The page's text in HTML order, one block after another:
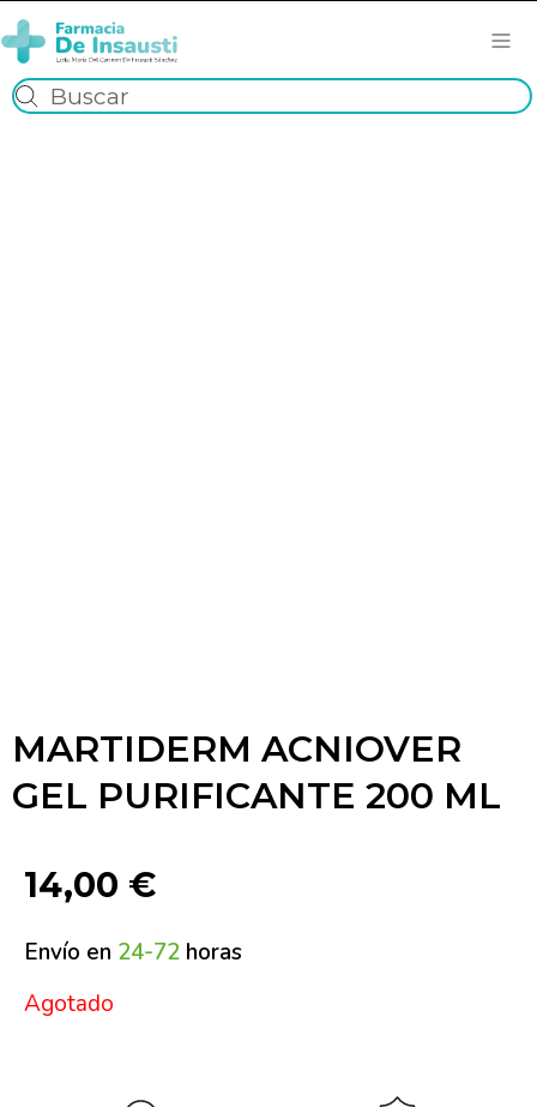
MARTIDERM ACNIOVER
GEL PURIFICANTE 200 ML
14,00 €
Envío en 24-72 horas
Agotado